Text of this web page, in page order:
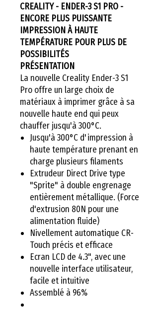
CREALITY - ENDER-3 S1 PRO -
ENCORE PLUS PUISSANTE
IMPRESSION À HAUTE
TEMPÉRATURE POUR PLUS DE
POSSIBILITÉS
PRÉSENTATION
La nouvelle Creality Ender-3 S1
Pro offre un large choix de
matériaux à imprimer grâce à sa
nouvelle haute end qui peux
chauffer jusqu'à 300°C.
Jusqu'à 300°C d'impression à
haute température prenant en
charge plusieurs filaments
Extrudeur Direct Drive type
"Sprite" à double engrenage
entièrement métallique. (Force
d'extrusion 80N pour une
alimentation fluide)
Nivellement automatique CR-
Touch précis et efficace
Ecran LCD de 4.3", avec une
nouvelle interface utilisateur,
facile et intuitive
Assemblé à 96%